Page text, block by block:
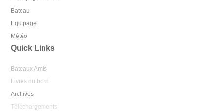
Bateau
Equipage
Météo
Quick Links
Bateaux Amis
Livres du bord
Archives
Téléchargements